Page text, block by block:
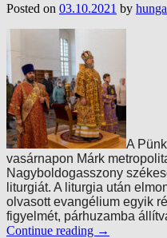
Posted on 03.10.2021 by
A
vasárnapon Márk
Nagyboldogasszony
liturgiát. A liturgia után
olvasott evangélium egyik
figyelmét, párhuzamba
Continue reading →